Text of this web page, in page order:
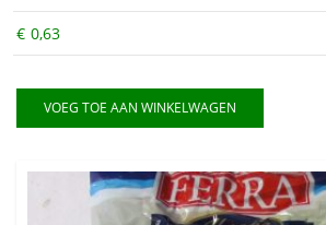
€ 0,63
VOEG TOE AAN WINKELWAGEN